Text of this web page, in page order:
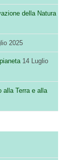
della Natura
2025
14 Luglio
alla Terra e alla